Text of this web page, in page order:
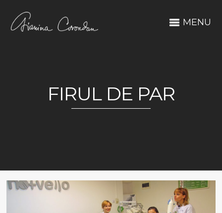
MENU
FIRUL DE PAR